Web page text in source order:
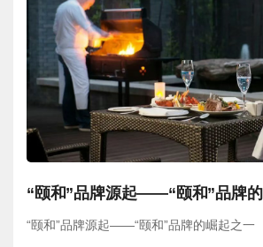
“颐和”品牌源起——“颐和”品牌
“颐和”品牌源起——“颐和”品牌的崛起之一